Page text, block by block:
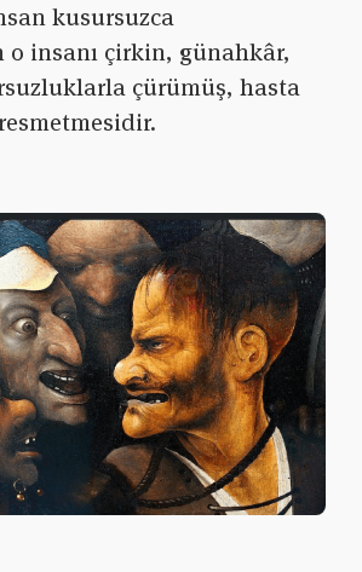
kusursuzca
o insanı çirkin, günahkâr,
çürümüş, hasta